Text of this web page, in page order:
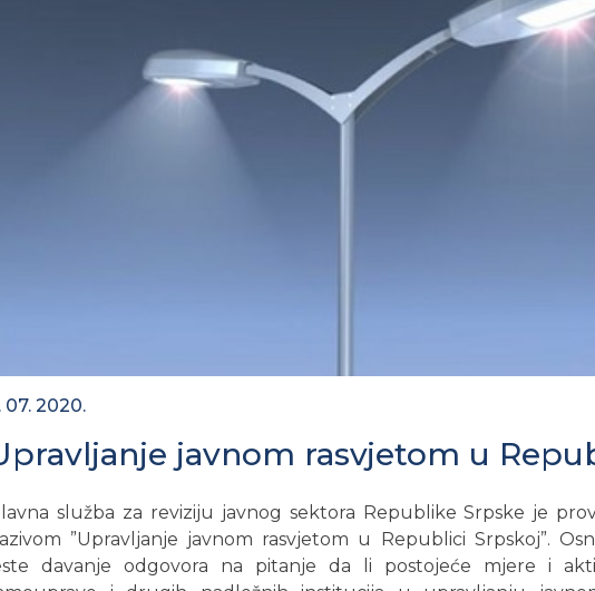
07. 2020.
javnom rasvjetom u
služba za reviziju javnog sektora Republike Srpske je
”Upravljanje javnom rasvjetom u Republici Srpskoj”.
davanje odgovora na pitanje da li postojeće mjere i